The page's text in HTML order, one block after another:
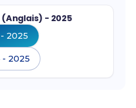
(Anglais) - 2025
2025
- 2025